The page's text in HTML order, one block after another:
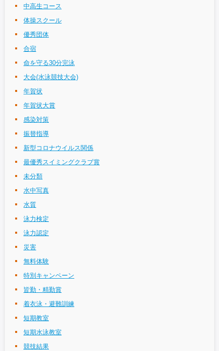
中高生コース
体操スクール
優秀団体
合宿
命を守る30分完泳
大会(水泳競技大会)
年賀状
年賀状大賞
感染対策
振替指導
新型コロナウイルス関係
最優秀スイミングクラブ賞
未分類
水中写真
水質
泳力検定
泳力認定
災害
無料体験
特別キャンペーン
皆勤・精勤賞
着衣泳・避難訓練
短期教室
短期水泳教室
競技結果